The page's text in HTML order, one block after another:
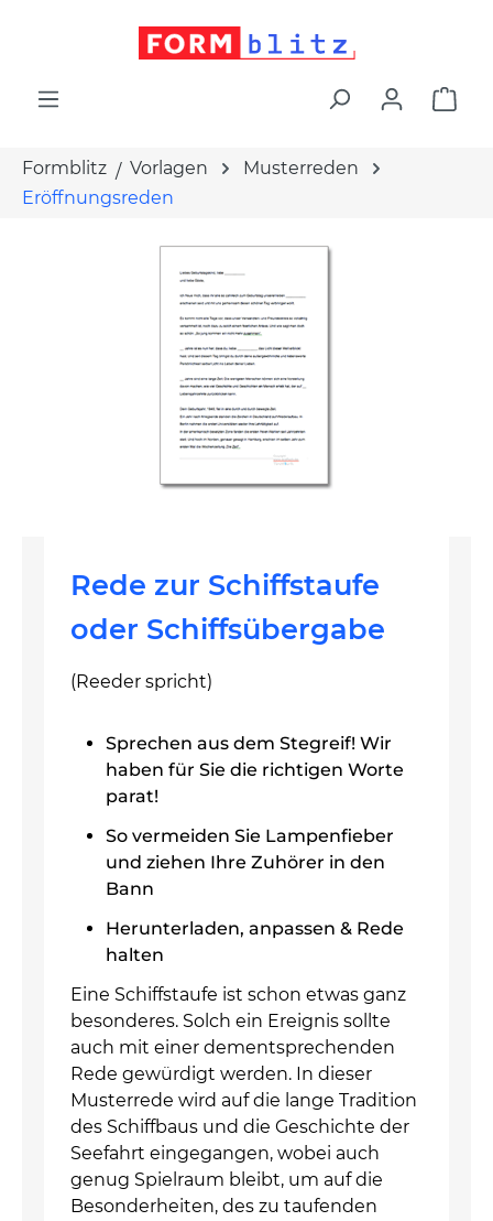
Formblitz Vorlagen
Musterreden
Eröffnungsreden
Rede zur Schiffstaufe
oder Schiffsübergabe
(Reeder spricht)
Sprechen aus dem Stegreif! Wir
haben für Sie die richtigen Worte
parat!
So vermeiden Sie Lampenfieber
und ziehen Ihre Zuhörer in den
Bann
Herunterladen, anpassen & Rede
halten
Eine Schiffstaufe ist schon etwas ganz
besonderes. Solch ein Ereignis sollte
auch mit einer dementsprechenden
Rede gewürdigt werden. In dieser
Musterrede wird auf die lange Tradition
des Schiffbaus und die Geschichte der
Seefahrt eingegangen, wobei auch
genug Spielraum bleibt, um auf die
Besonderheiten, des zu taufenden